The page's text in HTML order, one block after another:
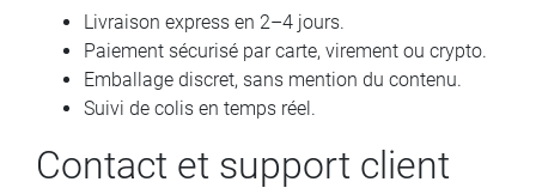
Livraison express en 2–4 jours.
Paiement sécurisé par carte, virement ou crypto.
Emballage discret, sans mention du contenu.
Suivi de colis en temps réel.
Contact et support client